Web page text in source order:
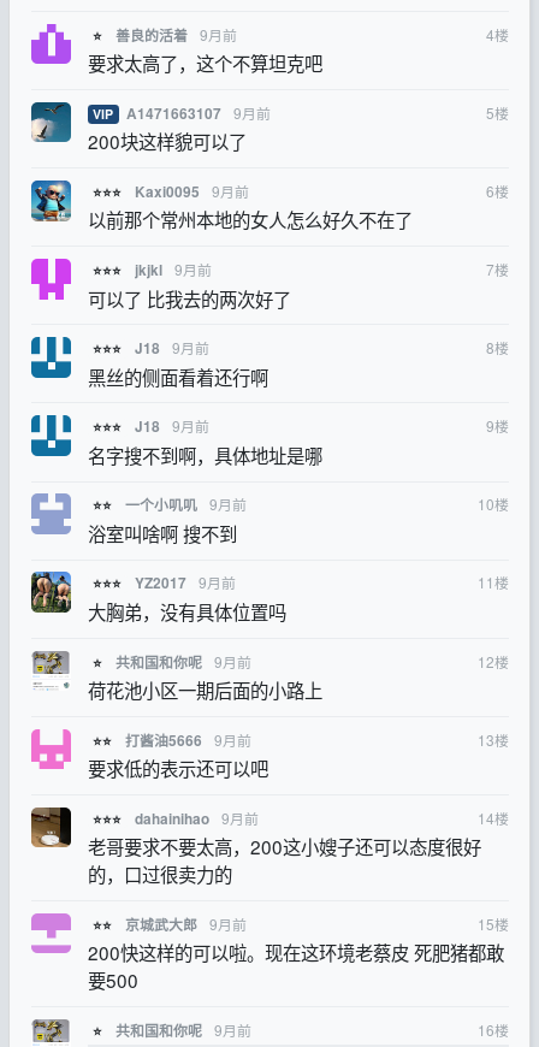
⭐ 善良的活着 9月前 4楼
要求太高了，这个不算坦克吧
VIP A1471663107 9月前 5楼
200块这样貌可以了
⭐⭐⭐ Kaxi0095 9月前 6楼
以前那个常州本地的女人怎么好久不在了
⭐⭐⭐ jkjkl 9月前 7楼
可以了 比我去的两次好了
⭐⭐⭐ J18 9月前 8楼
黑丝的侧面看着还行啊
⭐⭐⭐ J18 9月前 9楼
名字搜不到啊，具体地址是哪
⭐⭐ 一个小叽叽 9月前 10楼
浴室叫啥啊 搜不到
⭐⭐⭐ YZ2017 9月前 11楼
大胸弟，没有具体位置吗
⭐ 共和国和你呢 9月前 12楼
荷花池小区一期后面的小路上
⭐⭐ 打酱油5666 9月前 13楼
要求低的表示还可以吧
⭐⭐⭐ dahainihao 9月前 14楼
老哥要求不要太高，200这小嫂子还可以态度很好
的，口过很卖力的
⭐⭐ 京城武大郎 9月前 15楼
200快这样的可以啦。现在这环境老蔡皮 死肥猪都敢
要500
⭐ 共和国和你呢 9月前 16楼